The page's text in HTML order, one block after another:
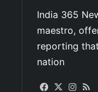
Facebook
X